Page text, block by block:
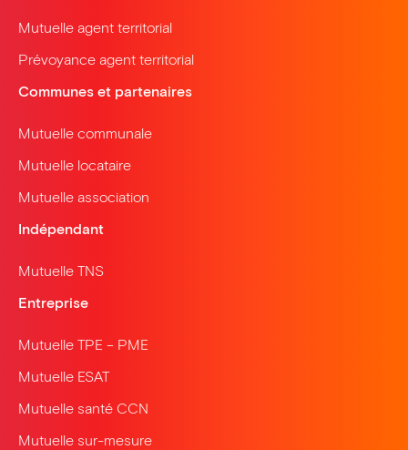
Mutuelle agent territorial
Prévoyance agent territorial
Communes et partenaires
Mutuelle communale
Mutuelle locataire
Mutuelle association
Indépendant
Mutuelle TNS
Entreprise
Mutuelle TPE – PME
Mutuelle ESAT
Mutuelle santé CCN
Mutuelle sur-mesure